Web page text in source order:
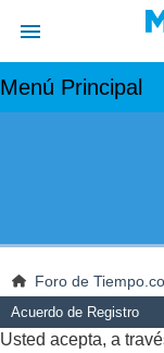
Menú Principal
Foro de
Acuerdo de Registro
Usted acepta, a